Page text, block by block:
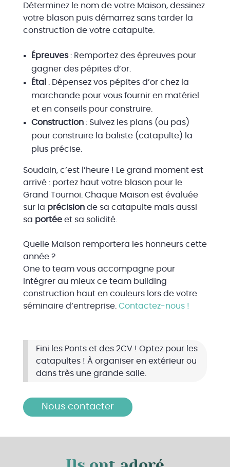
Déterminez le nom de votre Maison, dessinez
votre blason puis démarrez sans tarder la
construction de votre catapulte.
Épreuves: Remportez des épreuves pour
gagner des pépites d’or.
Étal : Dépensez vos pépites d’or chez la
marchande pour vous fournir en matériel
et en conseils pour construire.
Construction: Suivez les plans (ou pas)
pour construire la baliste (catapulte) la
plus précise.
Soudain, c’est l’heure ! Le grand moment est
arrivé : portez haut votre blason pour le
Grand Tournoi. Chaque Maison est évaluée
sur la précisionde sa catapulte mais aussi
sa portéeet sa solidité.
Quelle Maison remportera les honneurs cette
année ?
One to team vous accompagne pour
intégrer au mieux ce team building
construction haut en couleurs lors de votre
séminaire d’entreprise. Contactez-nous !
Fini les Ponts et des 2CV ! Optez pour les
catapultes ! À organiser en extérieur ou
dans très une grande salle.
Nous contacter